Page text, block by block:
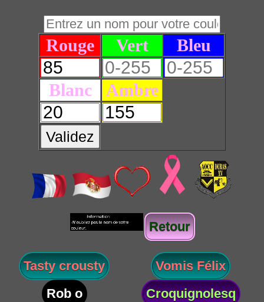
Rouge Vert Bleu
Blanc Ambre
Validez
Retour
Tasty crousty
Vomis Félix
Rob o
Croquignolesq